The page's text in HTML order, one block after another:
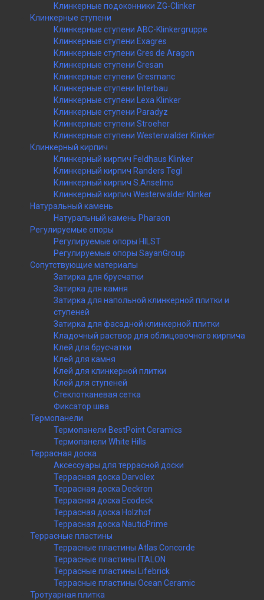
Клинкерные подоконники ZG-Clinker
Клинкерные ступени
Клинкерные ступени ABC-Klinkergruppe
Клинкерные ступени Exagres
Клинкерные ступени Gres de Aragon
Клинкерные ступени Gresan
Клинкерные ступени Gresmanc
Клинкерные ступени Interbau
Клинкерные ступени Lexa Klinker
Клинкерные ступени Paradyz
Клинкерные ступени Stroeher
Клинкерные ступени Westerwalder Klinker
Клинкерный кирпич
Клинкерный кирпич Feldhaus Klinker
Клинкерный кирпич Randers Tegl
Клинкерный кирпич S.Anselmo
Клинкерный кирпич Westerwalder Klinker
Натуральный камень
Натуральный камень Pharaon
Регулируемые опоры
Регулируемые опоры HILST
Регулируемые опоры SayanGroup
Сопутствующие материалы
Затирка для брусчатки
Затирка для камня
Затирка для напольной клинкерной плитки и
ступеней
Затирка для фасадной клинкерной плитки
Кладочный раствор для облицовочного кирпича
Клей для брусчатки
Клей для камня
Клей для клинкерной плитки
Клей для ступеней
Стеклотканевая сетка
Фиксатор шва
Термопанели
Термопанели BestPoint Ceramics
Термопанели White Hills
Террасная доска
Аксессуары для террасной доски
Террасная доска Darvolex
Террасная доска Deckron
Террасная доска Ecodeck
Террасная доска Holzhof
Террасная доска NauticPrime
Террасные пластины
Террасные пластины Atlas Concorde
Террасные пластины ITALON
Террасные пластины Lifebrick
Террасные пластины Ocean Ceramic
Тротуарная плитка